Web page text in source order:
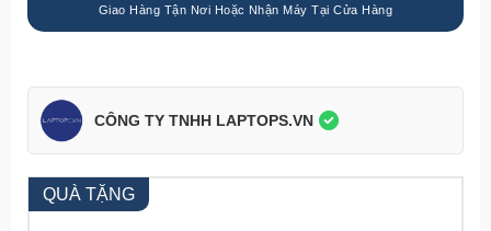
CÔNG TY TNHH LAPTOPS.VN
QUÀ TẶNG